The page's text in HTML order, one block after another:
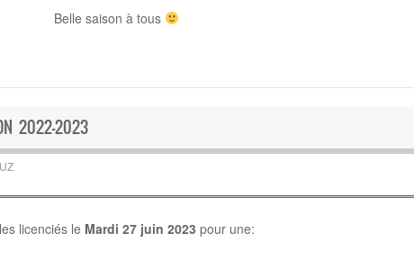
Belle saison à tous
2022-2023
licenciés le Mardi 27 juin 2023 pour une: